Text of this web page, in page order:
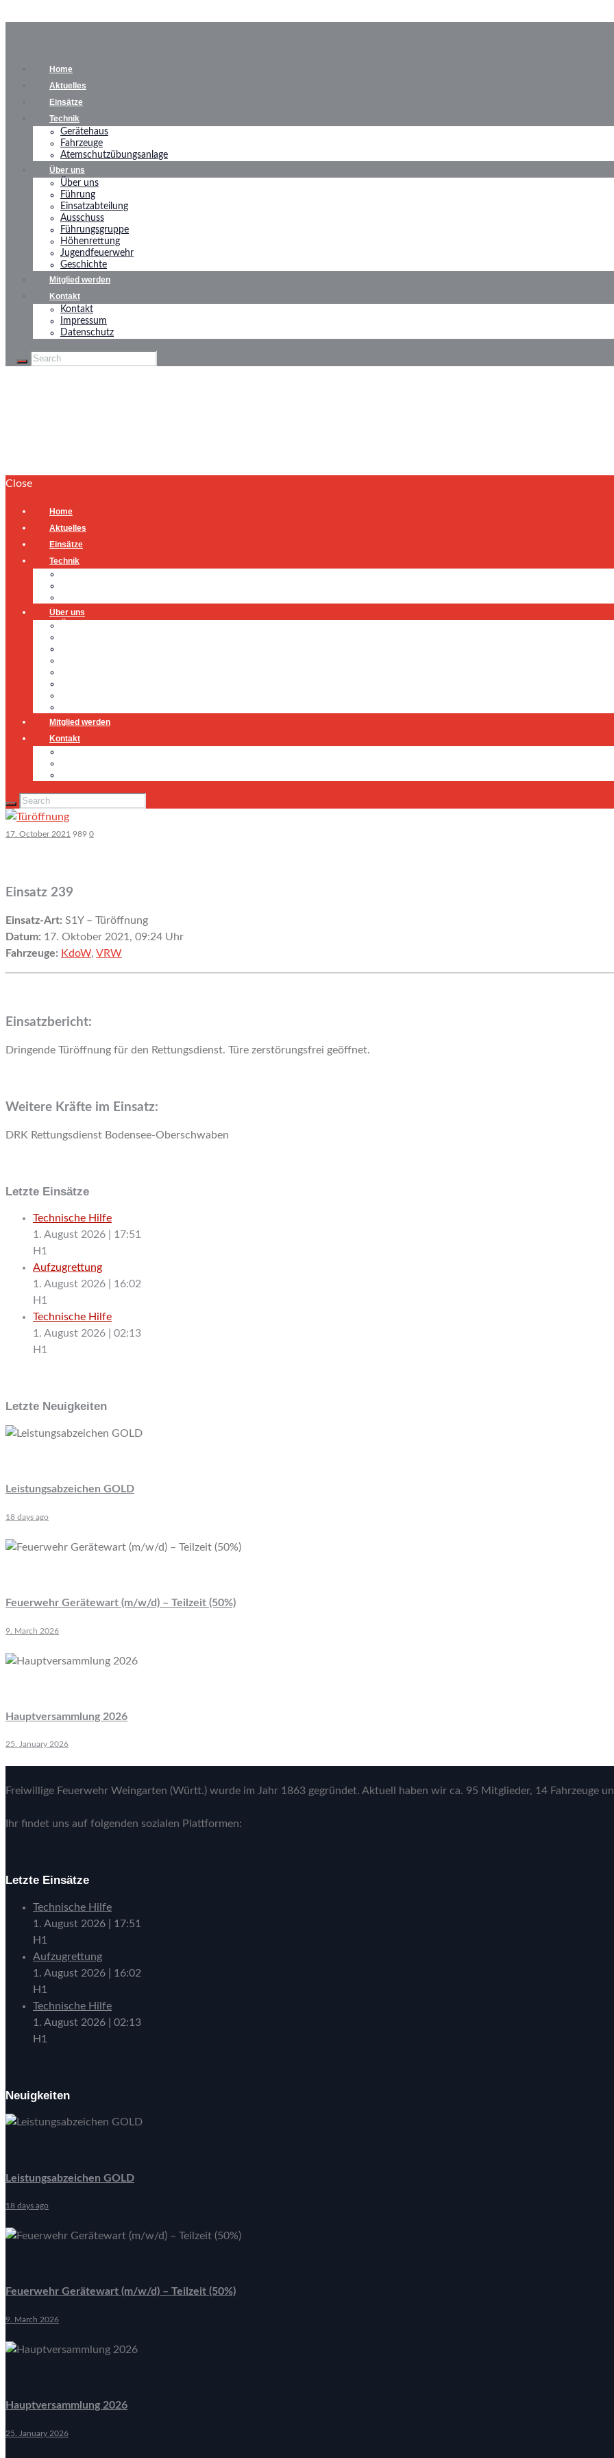
Home
Aktuelles
Einsätze
Technik
Gerätehaus
Fahrzeuge
Atemschutzübungsanlage
Über uns
Über uns
Führung
Einsatzabteilung
Ausschuss
Führungsgruppe
Höhenrettung
Jugendfeuerwehr
Geschichte
Mitglied werden
Kontakt
Kontakt
Impressum
Datenschutz
Close
Home
Aktuelles
Einsätze
Technik
Über uns
Mitglied werden
Kontakt
17. October 2021 989 0
Einsatz 239
Einsatz-Art: S1Y – Türöffnung
Datum: 17. Oktober 2021, 09:24 Uhr
Fahrzeuge: KdoW, VRW
Einsatzbericht:
Dringende Türöffnung für den Rettungsdienst. Türe zerstörungsfrei geöffnet.
Weitere Kräfte im Einsatz:
DRK Rettungsdienst Bodensee-Oberschwaben
Letzte Einsätze
Technische Hilfe
1. August 2026
17:51
H1
Aufzugrettung
1. August 2026
16:02
H1
Technische Hilfe
1. August 2026
02:13
H1
Letzte Neuigkeiten
Leistungsabzeichen GOLD
18 days ago
Feuerwehr Gerätewart (m/w/d) – Teilzeit (50%)
9. March 2026
Hauptversammlung 2026
25. January 2026
Freiwillige Feuerwehr Weingarten (Württ.) wurde im Jahr 1863 gegründet. Aktuell haben wir ca. 95 Mitglieder, 14 Fahrzeuge
Ihr findet uns auf folgenden sozialen Plattformen:
Letzte Einsätze
Technische Hilfe
1. August 2026
17:51
H1
Aufzugrettung
1. August 2026
16:02
H1
Technische Hilfe
1. August 2026
02:13
H1
Neuigkeiten
Leistungsabzeichen GOLD
18 days ago
Feuerwehr Gerätewart (m/w/d) – Teilzeit (50%)
9. March 2026
Hauptversammlung 2026
25. January 2026